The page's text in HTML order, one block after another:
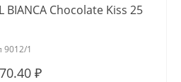
BIANCA Chocolate Kiss 25
9012/1
₽